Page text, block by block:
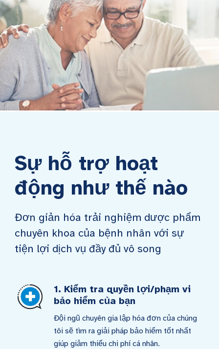
Sự hỗ trợ hoạt
động như thế nào
Đơn giản hóa trải nghiệm dược phẩm
chuyên khoa của bệnh nhân với sự
tiện lợi dịch vụ đầy đủ vô song
1. Kiểm tra quyền lợi/phạm vi
bảo hiểm của bạn
Đội ngũ chuyên gia lập hóa đơn của chúng
tôi sẽ tìm ra giải pháp bảo hiểm tốt nhất
giúp giảm thiểu chi phí cá nhân.